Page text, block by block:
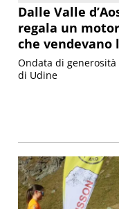
Dalle Valle
regala un
che vendevano
Ondata di
di Udine